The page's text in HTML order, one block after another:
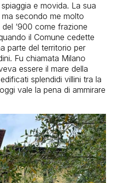
e movida. La sua
secondo me molto
‘900 come frazione
il Comune cedette
parte del territorio per
Fu chiamata Milano
essere il mare della
splendidi villini tra la
vale la pena di ammirare